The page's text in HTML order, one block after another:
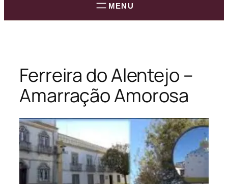
Ferreira do Alentejo –
Amarração Amorosa